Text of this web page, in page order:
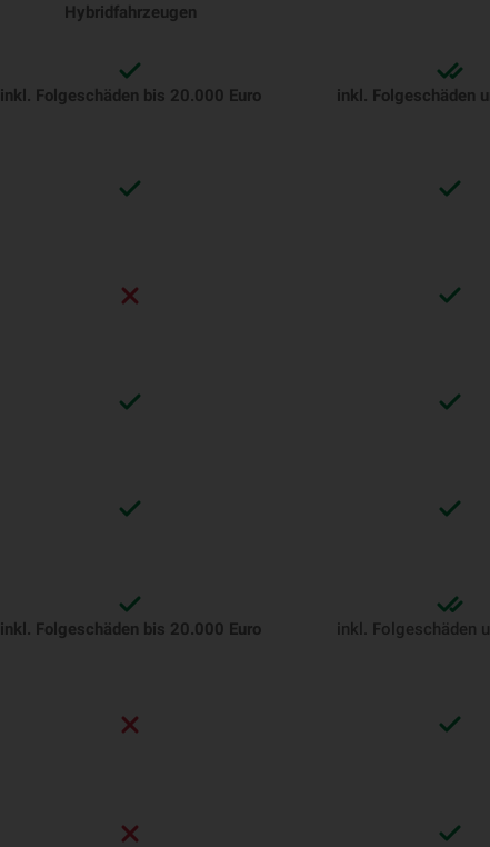
Hybridfahrzeugen
inkl. Folgeschäden bis 20.000 Euro inkl. Folgeschäden
inkl. Folgeschäden bis 20.000 Euro inkl. Folgeschäden